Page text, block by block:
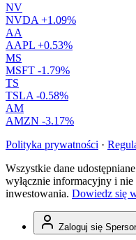
NV
NVDA +1.09%
AA
AAPL +0.53%
MS
MSFT -1.79%
TS
TSLA -0.58%
AM
AMZN -3.17%
Polityka prywatności ·
Wszystkie dane
wyłącznie informacyjny i nie
inwestowania. Dowiedz się
Zaloguj się